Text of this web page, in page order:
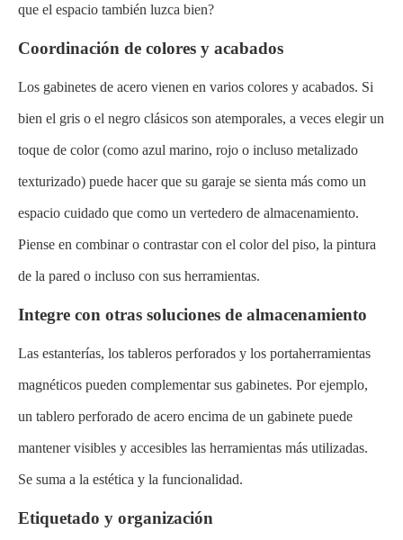
que el espacio también luzca bien?
Coordinación de colores y acabados
Los gabinetes de acero vienen en varios colores y acabados. Si
bien el gris o el negro clásicos son atemporales, a veces elegir un
toque de color (como azul marino, rojo o incluso metalizado
texturizado) puede hacer que su garaje se sienta más como un
espacio cuidado que como un vertedero de almacenamiento.
Piense en combinar o contrastar con el color del piso, la pintura
de la pared o incluso con sus herramientas.
Integre con otras soluciones de almacenamiento
Las estanterías, los tableros perforados y los portaherramientas
magnéticos pueden complementar sus gabinetes. Por ejemplo,
un tablero perforado de acero encima de un gabinete puede
mantener visibles y accesibles las herramientas más utilizadas.
Se suma a la estética y la funcionalidad.
Etiquetado y organización